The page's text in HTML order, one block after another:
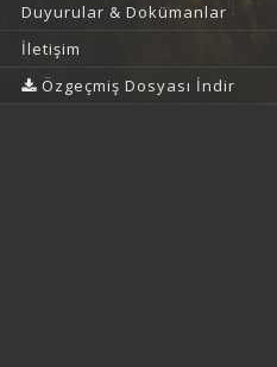
Duyurular & Dokümanlar
İletişim
Özgeçmiş Dosyası İndir